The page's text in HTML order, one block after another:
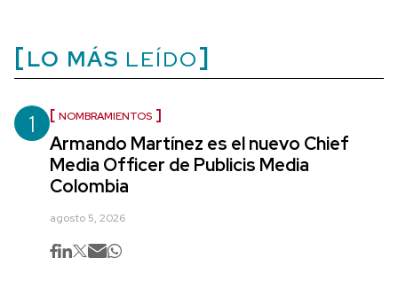
LO MÁS LEÍDO
1 NOMBRAMIENTOS
Armando Martínez es el nuevo Chief
Media Officer de Publicis Media
Colombia
agosto 5, 2026